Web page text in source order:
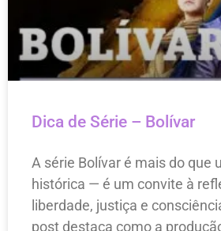
Dica de Série – Bolívar
A série Bolívar é mais do que
histórica — é um convite à
liberdade, justiça e
post destaca como a